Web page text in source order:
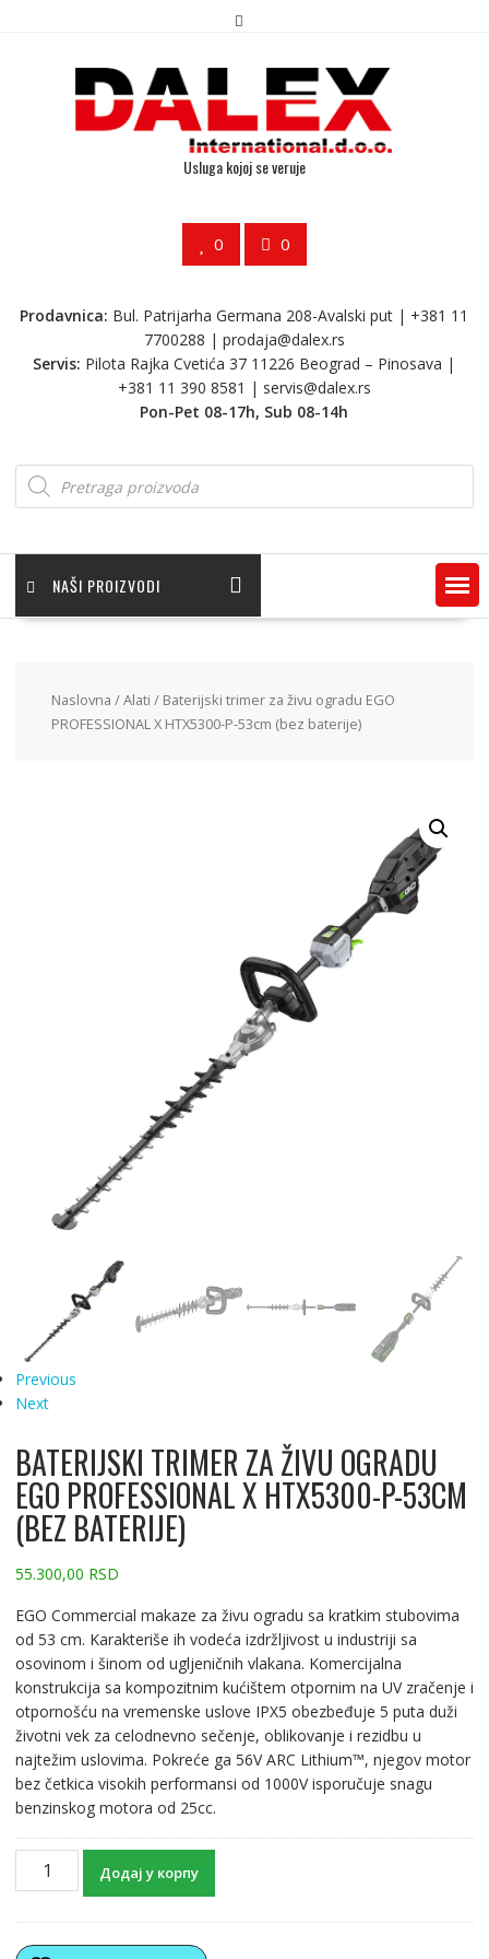
Usluga kojoj se veruje
0 0
Prodavnica: Bul. Patrijarha Germana 208-Avalski put | +381 11
7700288 | prodaja@dalex.rs
Servis: Pilota Rajka Cvetića 37 11226 Beograd – Pinosava |
+381 11 390 8581 | servis@dalex.rs
Pon-Pet 08-17h, Sub 08-14h
NAŠI PROIZVODI
Naslovna /Alati / Baterijski trimer za živu ogradu EGO
PROFESSIONAL X HTX5300-P-53cm (bez baterije)
Previous
Next
BATERIJSKI TRIMER ZA ŽIVU OGRADU
EGO PROFESSIONAL X HTX5300-P-53CM
(BEZ BATERIJE)
55.300,00 RSD
EGO Commercial makaze za živu ogradu sa kratkim stubovima
od 53 cm. Karakteriše ih vodeća izdržljivost u industriji sa
osovinom i šinom od ugljeničnih vlakana. Komercijalna
konstrukcija sa kompozitnim kućištem otpornim na UV zračenje i
otpornošću na vremenske uslove IPX5 obezbeđuje 5 puta duži
životni vek za celodnevno sečenje, oblikovanje i rezidbu u
najtežim uslovima. Pokreće ga 56V ARC Lithium™, njegov motor
bez četkica visokih performansi od 1000V isporučuje snagu
benzinskog motora od 25cc.
Додај у корпу